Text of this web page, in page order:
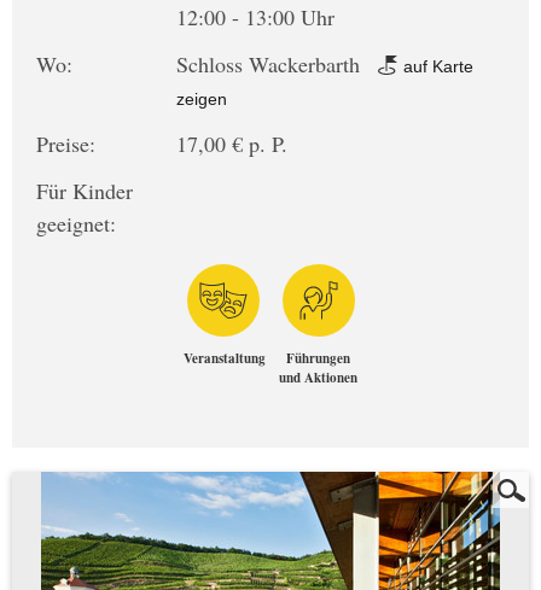
12:00 - 13:00 Uhr
Wo:
Schloss Wackerbarth
auf Karte
zeigen
Preise:
17,00 € p. P.
Für Kinder
geeignet:
Veranstaltung
Führungen
und Aktionen